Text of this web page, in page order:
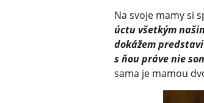
Na svoje mamy si
úctu všetkým
dokážem
s ňou práve nie
sama je mamou